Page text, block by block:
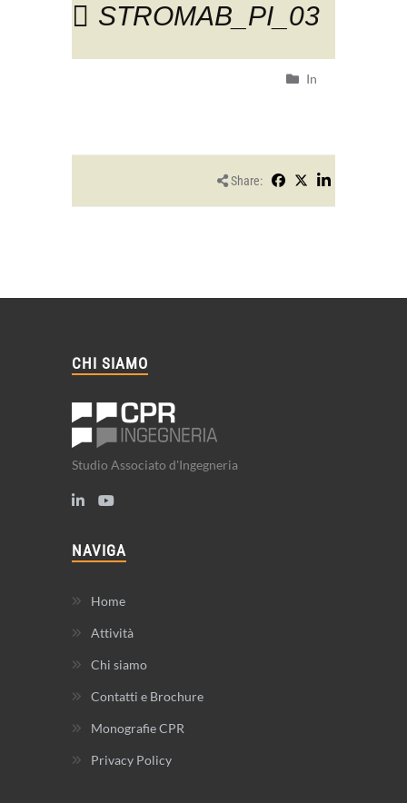
STROMAB_PI_03
In
Share:
CHI SIAMO
Studio Associato d'Ingegneria
NAVIGA
Home
Attività
Chi siamo
Contatti e Brochure
Monografie CPR
Privacy Policy